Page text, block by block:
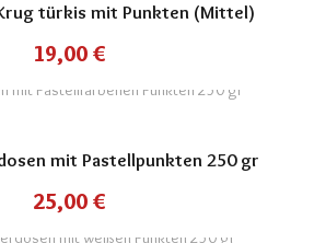
türkis mit Punkten (Mittel)
19,00 €
mit Pastellpunkten 250 gr
25,00 €